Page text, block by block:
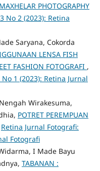
PHOTOGRAPHY
No 2 (2023): Retina
Saryana, Cokorda
LENSA FISH
FASHION FOTOGRAFI ,
1 (2023): Retina Jurnal
Wirakesuma,
POTRET PEREMPUAN
Retina Jurnal Fotografi:
Fotografi
I Made Bayu
TABANAN :